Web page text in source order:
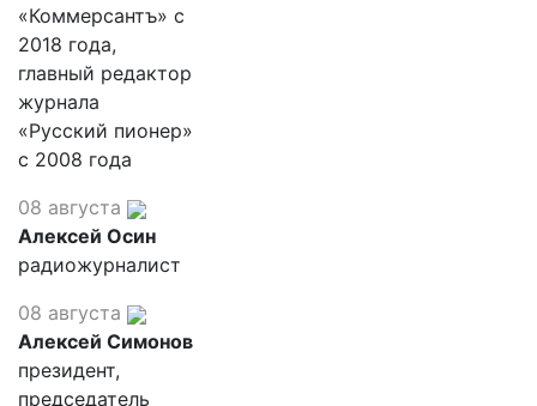
«Коммерсантъ» с
2018 года,
главный редактор
журнала
«Русский пионер»
с 2008 года
08 августа
Алексей Осин
радиожурналист
08 августа
Алексей Симонов
президент,
председатель